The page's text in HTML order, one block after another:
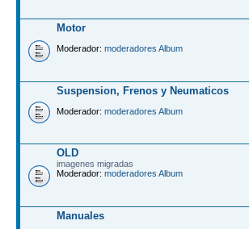
Motor
Moderador: moderadores Album
Suspension, Frenos y Neumaticos
Moderador: moderadores Album
OLD
imagenes migradas
Moderador: moderadores Album
Manuales